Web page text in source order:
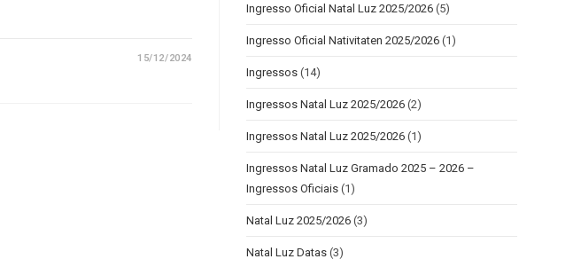
15/12/2024
Ingresso Oficial Natal Luz 2025/2026 (5)
Ingresso Oficial Nativitaten 2025/2026 (1)
Ingressos (14)
Ingressos Natal Luz 2025/2026 (2)
Ingressos Natal Luz 2025/2026 (1)
Ingressos Natal Luz Gramado 2025 – 2026 –
Ingressos Oficiais (1)
Natal Luz 2025/2026 (3)
Natal Luz Datas (3)